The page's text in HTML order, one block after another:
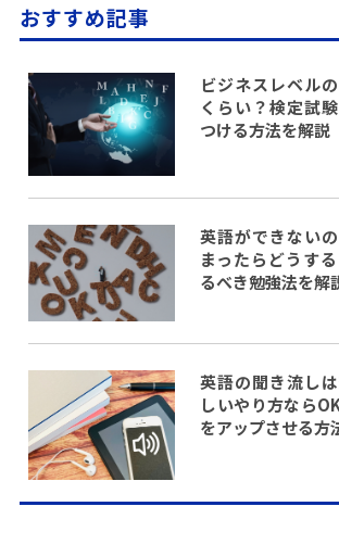
おすすめ記事
ビジネスレベル
くらい？検定試
つける方法を解説
英語ができない
まったらどうす
るべき勉強法を解
英語の聞き流し
しいやり方なら
をアップさせる方